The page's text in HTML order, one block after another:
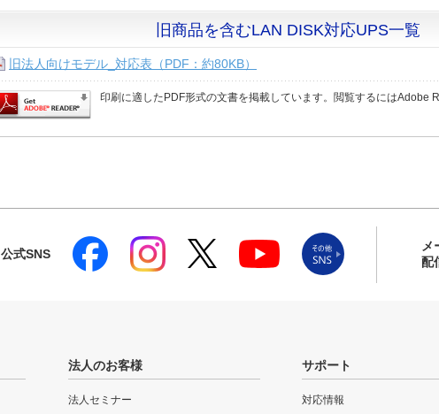
旧商品を含むLAN DISK対応UPS一覧
旧法人向けモデル_対応表（PDF：約80KB）
印刷に適したPDF形式の文書を掲載しています。閲覧するにはAdobe
公式SNS
メ
配
法人のお客様
法人セミナー
サポート
対応情報